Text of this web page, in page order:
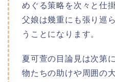
めぐる策略を次々と仕
父娘は幾重にも張り巡
うことになります。
夏可萱の目論見は次第
物たちの助けや周囲の